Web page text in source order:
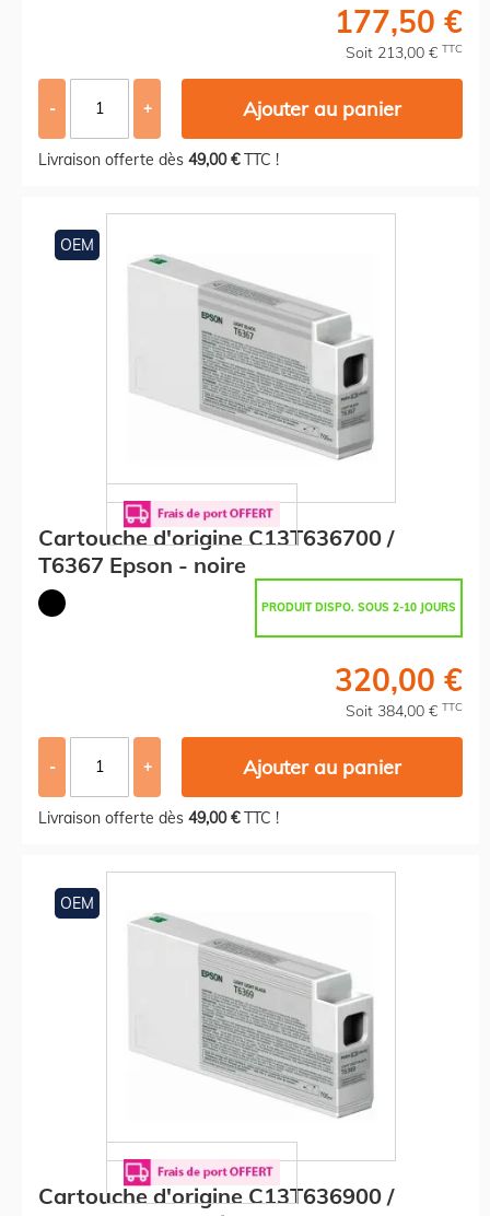
177,50 €
Soit 213,00 € TTC
- + Ajouter au panier
Livraison offerte dès 49,00 €TTC !
OEM
Cartouche d'origine C13T636700 /
T6367 Epson - noire
PRODUIT DISPO. SOUS 2-10 JOURS
320,00 €
Soit 384,00 € TTC
- + Ajouter au panier
Livraison offerte dès 49,00 €TTC !
OEM
Cartouche d'origine C13T636900 /